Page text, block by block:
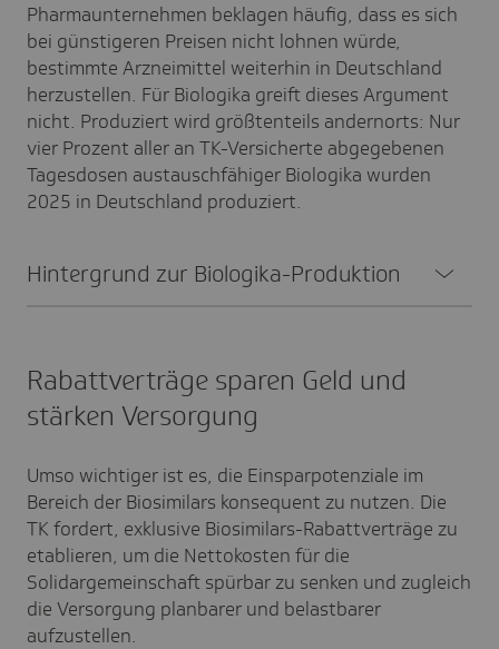
Pharmaunternehmen beklagen häufig, dass es sich
bei günstigeren Preisen nicht lohnen würde,
bestimmte Arzneimittel weiterhin in Deutschland
herzustellen. Für Biologika greift dieses Argument
nicht. Produziert wird größtenteils andernorts: Nur
vier Prozent aller an TK-Versicherte abgegebenen
Tagesdosen austauschfähiger Biologika wurden
2025 in Deutschland produziert.
Hinter­grund zur Biolo­gika-Produk­tion
Rabattverträge sparen Geld und
stärken Versorgung
Umso wichtiger ist es, die Einsparpotenziale im
Bereich der Biosimilars konsequent zu nutzen. Die
TK fordert, exklusive Biosimilars-Rabattverträge zu
etablieren, um die Nettokosten für die
Solidargemeinschaft spürbar zu senken und zugleich
die Versorgung planbarer und belastbarer
aufzustellen.